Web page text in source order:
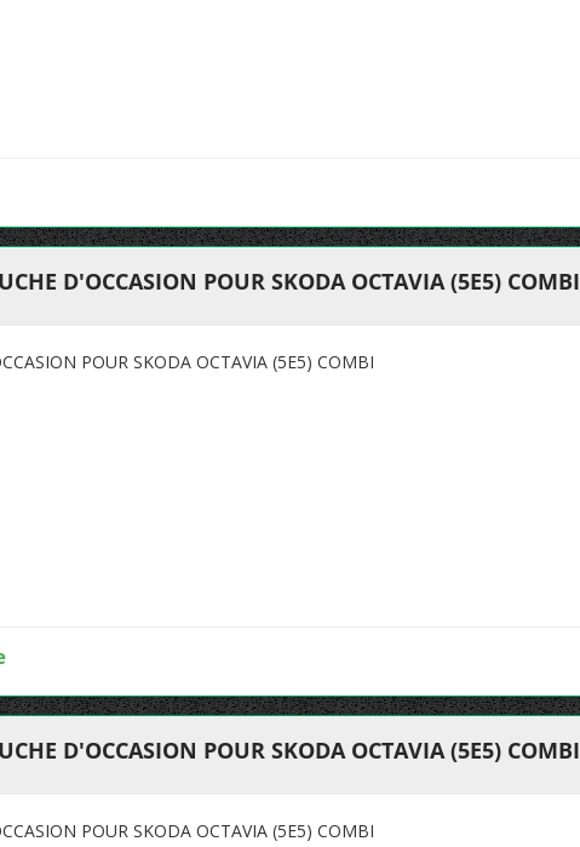
D'OCCASION POUR SKODA OCTAVIA (5E5) COMBI
POUR SKODA OCTAVIA (5E5) COMBI
D'OCCASION POUR SKODA OCTAVIA (5E5) COMBI
POUR SKODA OCTAVIA (5E5) COMBI